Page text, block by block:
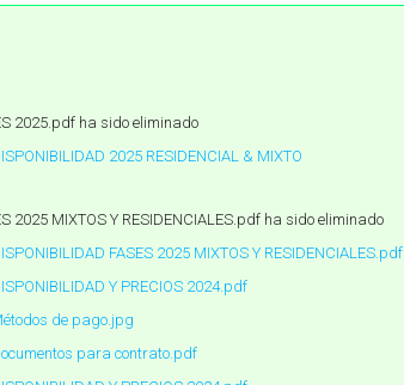
2025.pdf ha sido eliminado
2025 RESIDENCIAL & MIXTO
2025 MIXTOS Y RESIDENCIALES.pdf ha sido eliminado
FASES 2025 MIXTOS Y RESIDENCIALES.pdf
Y PRECIOS 2024.pdf
de pago.jpg
para contrato.pdf